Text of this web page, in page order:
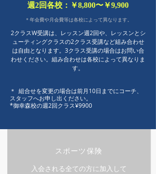
週2回各校：￥8,800〜￥9,900
＊年会費や月会費等は​各校によって異なります。
2クラスW受講は、レッスン週2回や、レッスンとシ
ューティングクラスの2クラス受講など組み合わせ
は自由となります。3クラス受講の場合はお問い合
わせください。組み合わせは各校によって異なりま
す。
＊ 組合せを変更の場合は前月10日までにコーチ、
スタッフへお申し出ください。
*御幸森校の週2回クラス¥9900
​スポーツ保険
入会される全ての方に加入して